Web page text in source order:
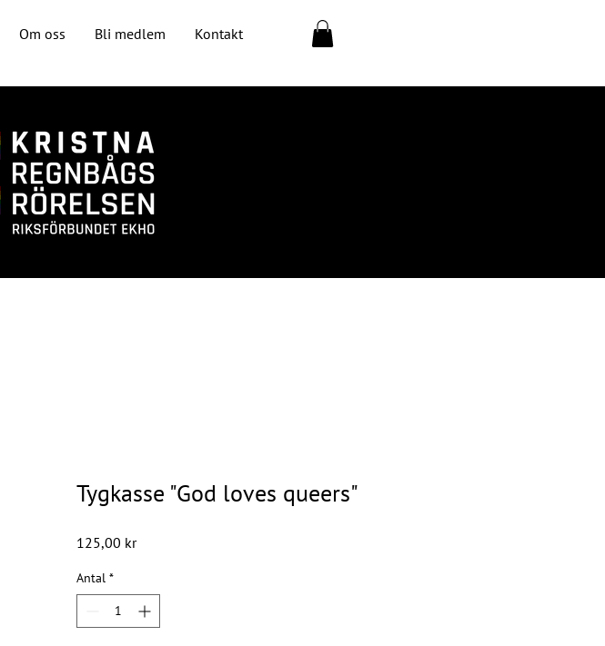
Om oss Bli medlem Kontakt
Tygkasse "God loves queers"
125,00 krPris
Antal *